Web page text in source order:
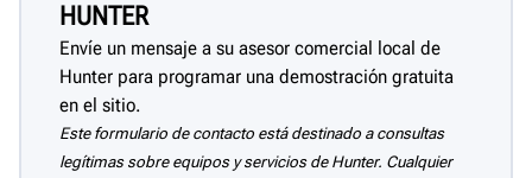
HUNTER
Envíe un mensaje a su asesor comercial local de
Hunter para programar una demostración gratuita
en el sitio.
Este formulario de contacto está destinado a consultas
legítimas sobre equipos y servicios de Hunter. Cualquier